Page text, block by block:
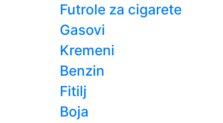
Futrole za cigarete
Gasovi
Kremeni
Benzin
Fitilj
Boja